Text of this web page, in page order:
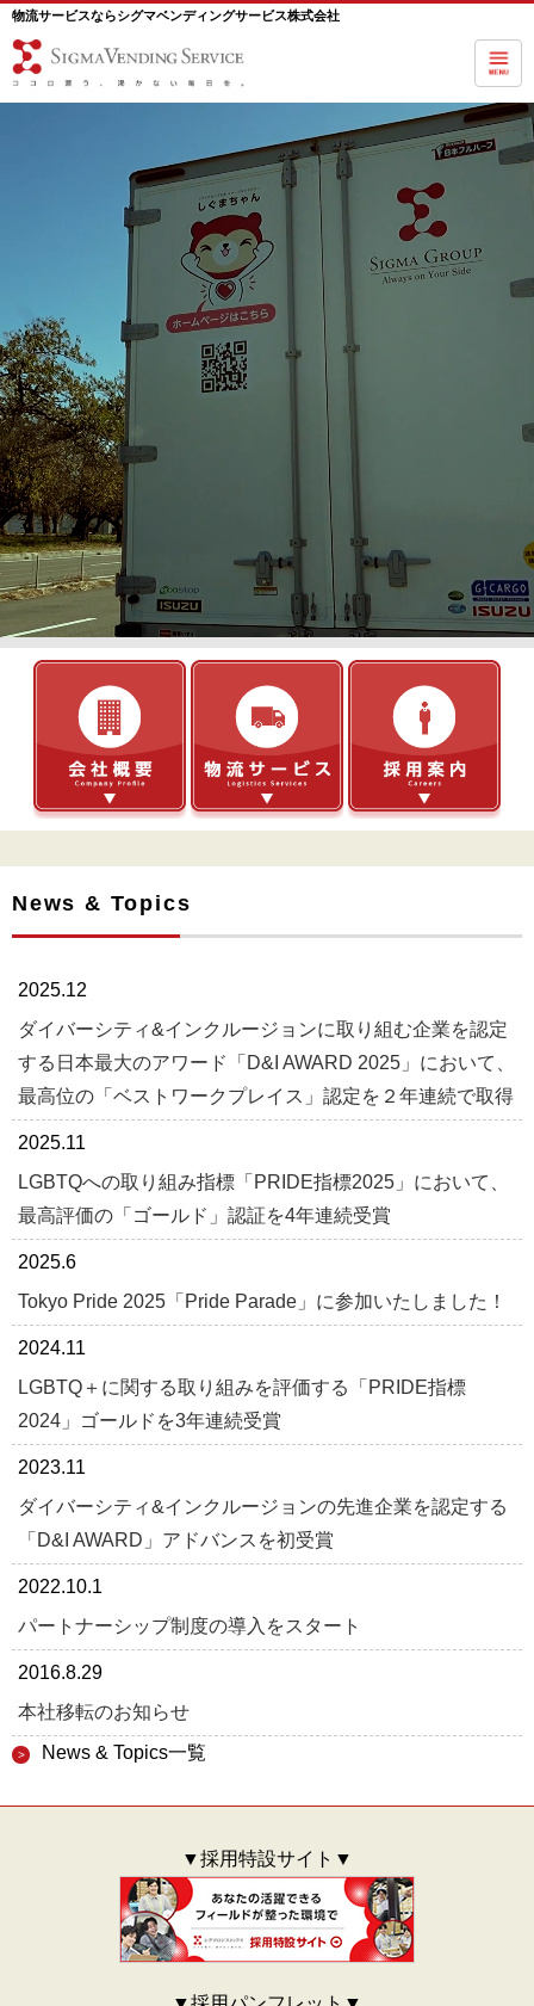
物流サービスならシグマベンディングサービス株式会社
News & Topics
2025.12
ダイバーシティ&インクルージョンに取り組む企業を認定
する日本最大のアワード「D&I AWARD 2025」において、
最高位の「ベストワークプレイス」認定を２年連続で取得
2025.11
LGBTQへの取り組み指標「PRIDE指標2025」において、
最高評価の「ゴールド」認証を4年連続受賞
2025.6
Tokyo Pride 2025「Pride Parade」に参加いたしました！
2024.11
LGBTQ＋に関する取り組みを評価する「PRIDE指標
2024」ゴールドを3年連続受賞
2023.11
ダイバーシティ&インクルージョンの先進企業を認定する
「D&I AWARD」アドバンスを初受賞
2022.10.1
パートナーシップ制度の導入をスタート
2016.8.29
本社移転のお知らせ
News & Topics一覧
▼採用特設サイト▼